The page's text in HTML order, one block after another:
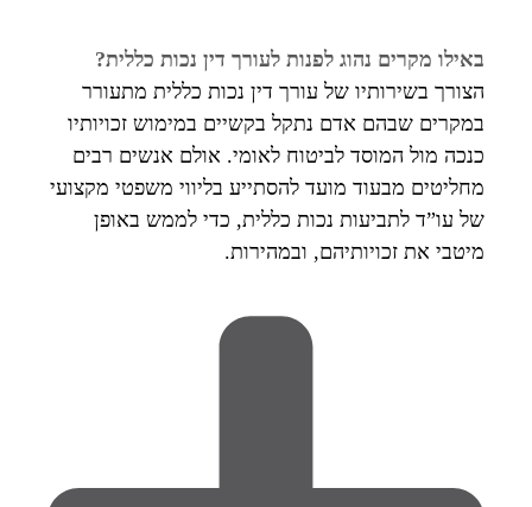
באילו מקרים נהוג לפנות לעורך דין נכות כללית?
הצורך בשירותיו של עורך דין נכות כללית מתעורר
במקרים שבהם אדם נתקל בקשיים במימוש זכויותיו
כנכה מול המוסד לביטוח לאומי. אולם אנשים רבים
מחליטים מבעוד מועד להסתייע בליווי משפטי מקצועי
של עו”ד לתביעות נכות כללית, כדי לממש באופן
מיטבי את זכויותיהם, ובמהירות.